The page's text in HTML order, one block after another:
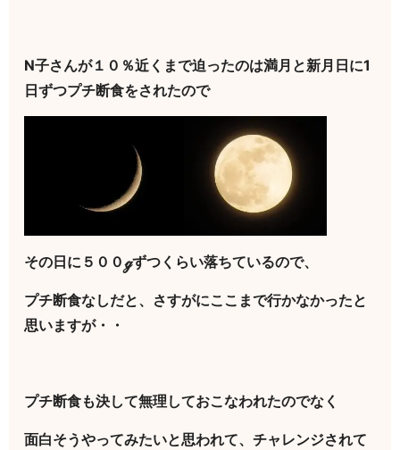
N子さんが１０％近くまで迫ったのは満月と新月日に1
日ずつプチ断食をされたので
その日に５００ℊずつくらい落ちているので、
プチ断食なしだと、さすがにここまで行かなかったと
思いますが・・
プチ断食も決して無理しておこなわれたのでなく
面白そうやってみたいと思われて、チャレンジされて